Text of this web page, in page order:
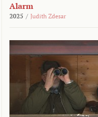
Alarm
2025 / Judith Zdesar